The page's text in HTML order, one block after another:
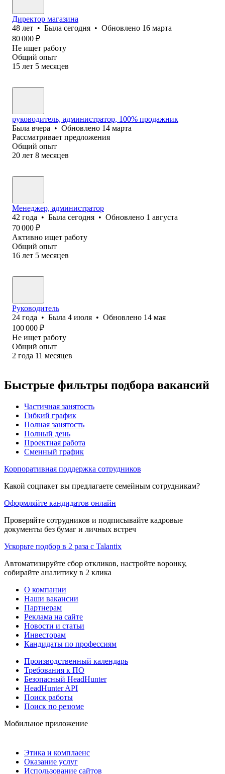
Директор магазина
48 лет • Была сегодня • Обновлено 16 марта
80 000 ₽
Не ищет работу
Общий опыт
15 лет 5 месяцев
руководитель, администратор, 100% продажник
Была вчера • Обновлено 14 марта
Рассматривает предложения
Общий опыт
20 лет 8 месяцев
Менеджер, администратор
42 года • Была сегодня • Обновлено 1 августа
70 000 ₽
Активно ищет работу
Общий опыт
16 лет 5 месяцев
Руководитель
24 года • Была 4 июля • Обновлено 14 мая
100 000 ₽
Не ищет работу
Общий опыт
2 года 11 месяцев
Быстрые фильтры подбора вакансий
Частичная занятость
Гибкий график
Полная занятость
Полный день
Проектная работа
Сменный график
Корпоративная поддержка сотрудников
Какой соцпакет вы предлагаете семейным сотрудникам?
Оформляйте кандидатов онлайн
Проверяйте сотрудников и подписывайте кадровые
документы без бумаг и личных встреч
Ускорьте подбор в 2 раза с Talantix
Автоматизируйте сбор откликов, настройте воронку,
собирайте аналитику в 2 клика
О компании
Наши вакансии
Партнерам
Реклама на сайте
Новости и статьи
Инвесторам
Кандидаты по профессиям
Производственный календарь
Требования к ПО
Безопасный HeadHunter
HeadHunter API
Поиск работы
Поиск по резюме
Мобильное приложение
Этика и комплаенс
Оказание услуг
Использование сайтов